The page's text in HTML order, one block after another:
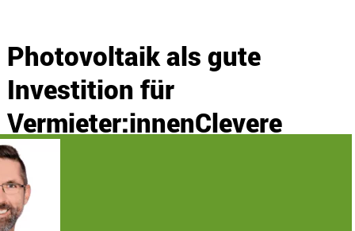
Photovoltaik als gute
Investition für
Vermieter:innenClevere
Konzeption für kleine Bäder
13. Januar 2024